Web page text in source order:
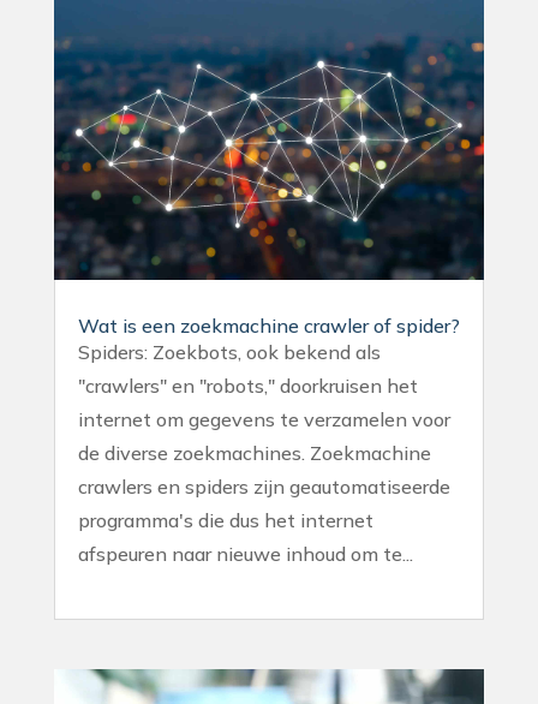
Wat is een zoekmachine crawler of spider?
Spiders: Zoekbots, ook bekend als
"crawlers" en "robots," doorkruisen het
internet om gegevens te verzamelen voor
de diverse zoekmachines. Zoekmachine
crawlers en spiders zijn geautomatiseerde
programma's die dus het internet
afspeuren naar nieuwe inhoud om te...